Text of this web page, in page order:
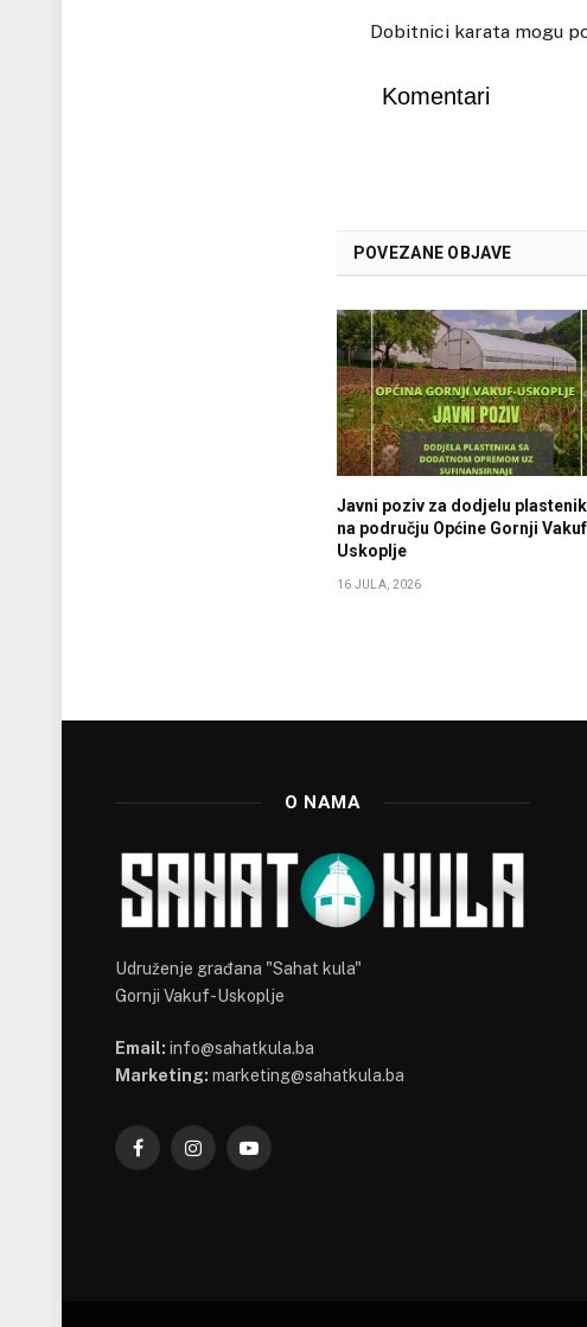
Dobitnici karata mogu
Komentari
POVEZANE OBJAVE
Javni poziv za dodjelu
na području Općine Gornji
Uskoplje
16 JULA, 2026
O NAMA
Udruženje građana "Sahat kula"
Gornji Vakuf-Uskoplje
Email: info@sahatkula.ba
Marketing: marketing@sahatkula.ba
FacebookInstagramYouTube